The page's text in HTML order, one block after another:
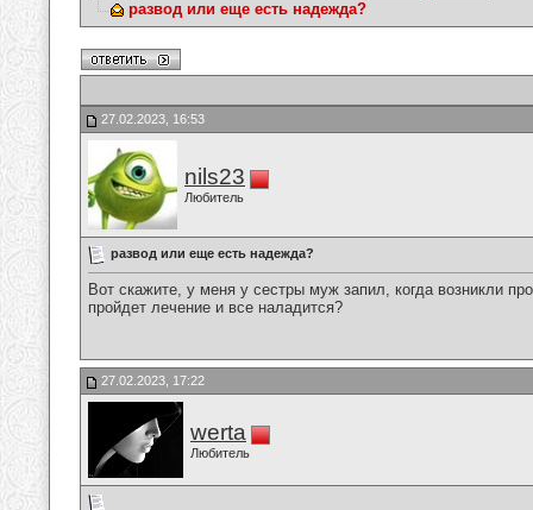
развод или еще есть надежда?
27.02.2023, 16:53
nils23
Любитель
развод или еще есть надежда?
Вот скажите, у меня у сестры муж запил, когда возникли
пройдет лечение и все наладится?
27.02.2023, 17:22
werta
Любитель